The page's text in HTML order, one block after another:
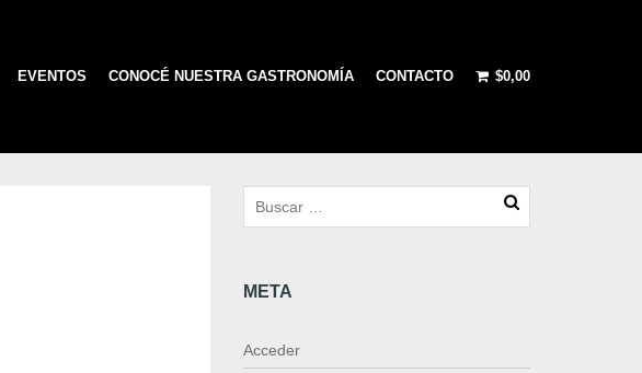
EVENTOS CONOCÉ NUESTRA GASTRONOMÍA CONTACTO $0,00
META
Acceder